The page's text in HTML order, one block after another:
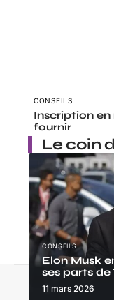
CONSEILS
Inscription en
fournir
Le coin
CONSEILS
Elon Musk
ses parts de
11 mars 2026
Contact